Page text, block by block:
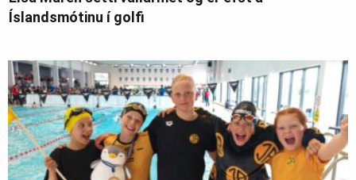
Íslandsmótinu í golfi